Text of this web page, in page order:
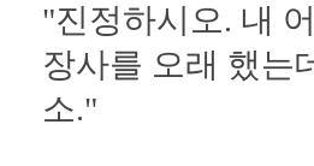
"진정하시오. 내
장사를 오래 했는
소."